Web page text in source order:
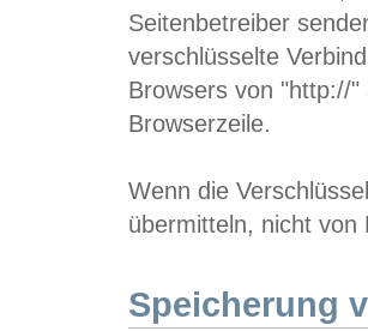
Seitenbetreiber
verschlüsselte
Browsers von "http://
Browserzeile.
Wenn die
übermitteln, nicht von
Speicherung